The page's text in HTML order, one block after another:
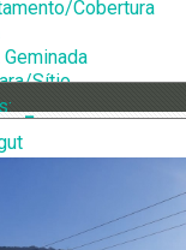
Terreno